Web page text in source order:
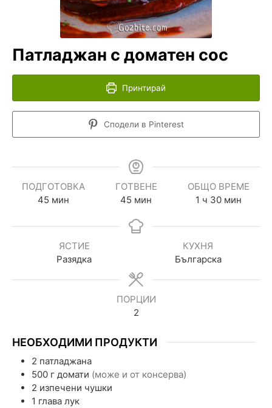
Патладжан с доматен сос
Принтирай
Сподели в Pinterest
ПОДГОТОВКА
45 мин
ГОТВЕНЕ
45 мин
ОБЩО ВРЕМЕ
1 ч 30 мин
ЯСТИЕ
Разядка
КУХНЯ
Българска
ПОРЦИИ
2
НЕОБХОДИМИ ПРОДУКТИ
2 патладжана
500 г домати (може и от консерва)
2 изпечени чушки
1 глава лук